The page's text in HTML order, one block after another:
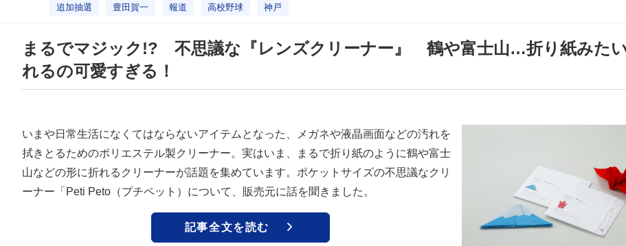
追加抽選 豊田賀一 報道 高校野球 神戸
まるでマジック!? 不思議な『レンズクリーナー』 鶴や富士山…折り紙みた
れるの可愛すぎる！
いまや日常生活になくてはならないアイテムとなった、メガネや液晶画面などの汚れを
拭きとるためのポリエステル製クリーナー。実はいま、まるで折り紙のように鶴や富士
山などの形に折れるクリーナーが話題を集めています。ポケットサイズの不思議なクリ
ーナー「Peti Peto（プチペット）について、販売元に話を聞きました。
記事全文を読む